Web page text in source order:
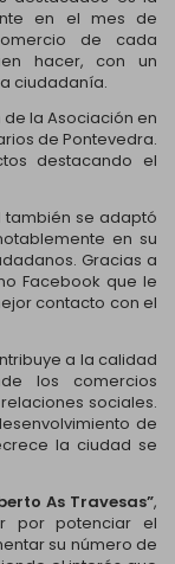
en el mes de
de cada
hacer, con un
ciudadanía.
la Asociación en
de Pontevedra.
destacando el
también se adaptó
en su
Gracias a
Facebook que le
contacto con el
a la calidad
los comercios
sociales.
de
la ciudad se
As Travesas”,
por potenciar el
su número de